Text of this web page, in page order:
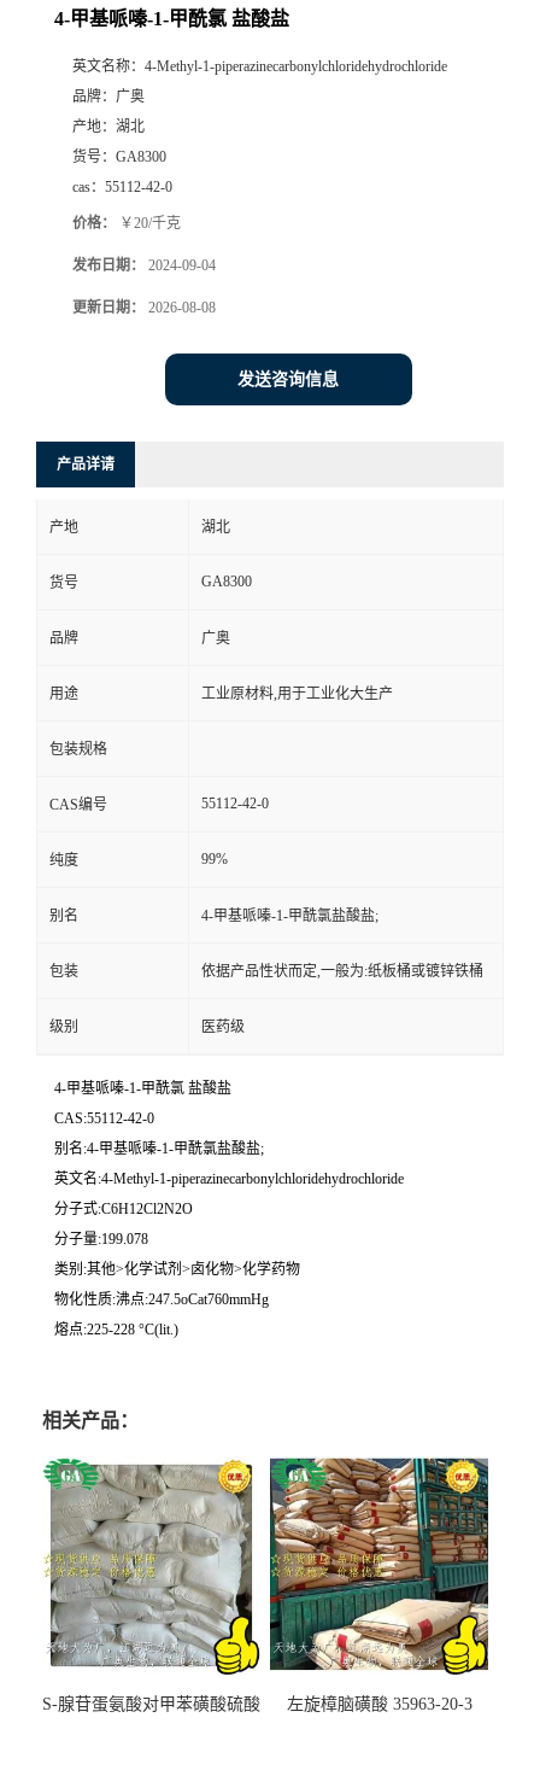
4-甲基哌嗪-1-甲酰氯 盐酸盐
英文名称： 4-Methyl-1-piperazinecarbonylchloridehydrochloride
品牌： 广奥
产地： 湖北
货号： GA8300
cas： 55112-42-0
价格： ￥20/千克
发布日期： 2024-09-04
更新日期： 2026-08-08
发送咨询信息
产品详请
产地 湖北
货号 GA8300
品牌 广奥
用途 工业原材料,用于工业化大生产
包装规格
CAS编号 55112-42-0
纯度 99%
别名 4-甲基哌嗪-1-甲酰氯盐酸盐;
包装 依据产品性状而定,一般为:纸板桶或镀锌铁桶
级别 医药级
4-甲基哌嗪-1-甲酰氯 盐酸盐
CAS:55112-42-0
别名:4-甲基哌嗪-1-甲酰氯盐酸盐;
英文名:4-Methyl-1-piperazinecarbonylchloridehydrochloride
分子式:C6H12Cl2N2O
分子量:199.078
类别:其他>化学试剂>卤化物>化学药物
物化性质:沸点:247.5oCat760mmHg
熔点:225-228 °C(lit.)
相关产品：
S-腺苷蛋氨酸对甲苯磺酸硫酸
左旋樟脑磺酸 35963-20-3